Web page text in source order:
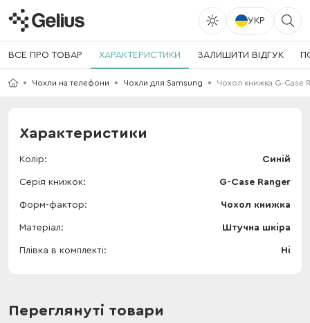
УКР
ВСЕ ПРО ТОВАР ХАРАКТЕРИСТИКИ ЗАЛИШИТИ ВІДГУК
Чохли на телефони Чохли для Samsung Чохол книжка G-Case
Характеристики
Колір Синій
Серія книжок G-Case Ranger
Форм-фактор Чохол книжка
Матеріал Штучна шкіра
Плівка в комплекті Ні
Переглянуті товари